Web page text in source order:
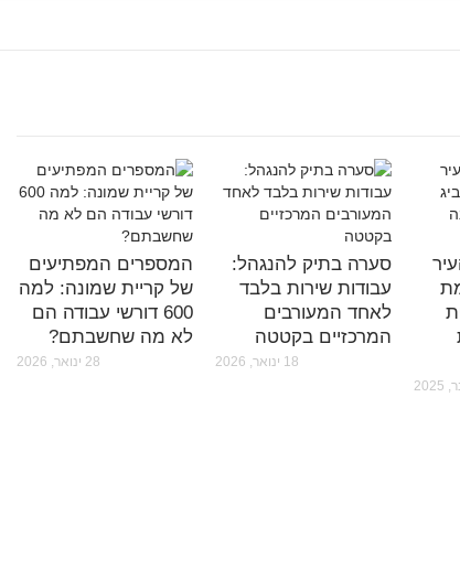
המספרים המפתיעים
של קריית שמונה: למה
600 דורשי עבודה הם
לא מה שחשבתם?
28 ינואר, 2026
סערה בתיק להנגהל:
עבודות שירות בלבד
לאחד המעורבים
המרכזיים בקטטה
18 ינואר, 2026